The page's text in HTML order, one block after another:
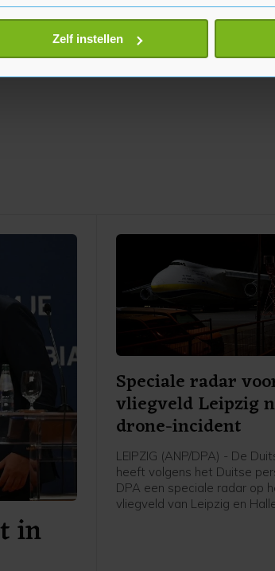
te scannen op specifieke eigenschappen
worden verwerkt en stel uw voorkeuren in het
in de Cookieverklaring.
Zelf instellen
in
Speciale radar
vliegveld Leipzig
drone-incident
LEIPZIG (ANP/DPA) - De
heeft volgens het Duitse
DPA een speciale radar op
vliegveld van Leipzig en